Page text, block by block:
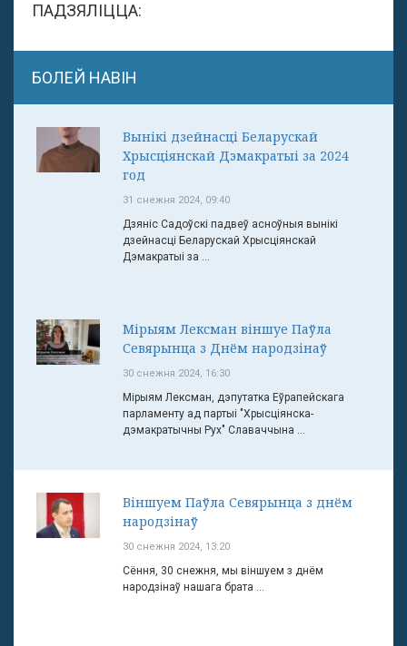
ПАДЗЯЛІЦЦА:
БОЛЕЙ НАВІН
Вынікі дзейнасці Беларускай
Хрысціянскай Дэмакратыі за 2024
год
31 снежня 2024, 09:40
Дзяніс Садоўскі падвеў асноўныя вынікі
дзейнасці Беларускай Хрысціянскай
Дэмакратыі за ...
Мірыям Лексман віншуе Паўла
Севярынца з Днём народзінаў
30 снежня 2024, 16:30
Мірыям Лексман, дэпутатка Еўрапейскага
парламенту ад партыі "Хрысціянска-
дэмакратычны Рух" Славаччына ...
Віншуем Паўла Севярынца з днём
народзінаў
30 снежня 2024, 13:20
Сёння, 30 снежня, мы віншуем з днём
народзінаў нашага брата ...